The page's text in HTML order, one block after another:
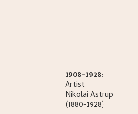
1908-1928:
Artist
NikolaiAstrup
(1880-1928)